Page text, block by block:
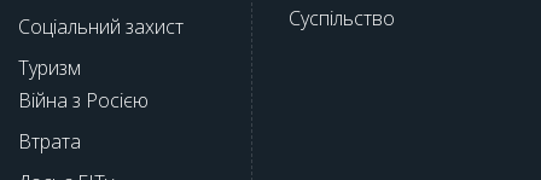
Соціальний захист
Туризм
Війна з Росією
Втрата
Суспільство